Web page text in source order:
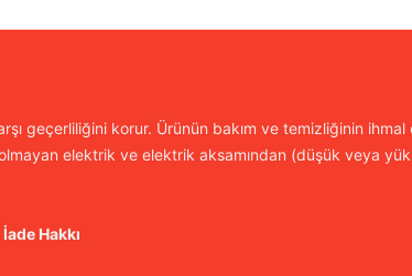
geçerliliğini korur. Ürünün bakım ve temizliğinin
elektrik ve elektrik aksamından (düşük veya
Hakkı